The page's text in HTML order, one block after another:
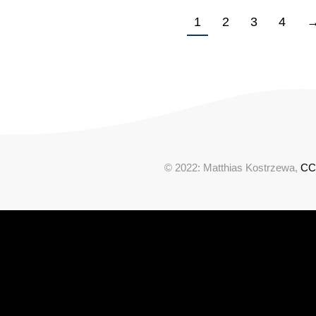
1 2 3 4
© 2022: Matthias Kostrzewa,